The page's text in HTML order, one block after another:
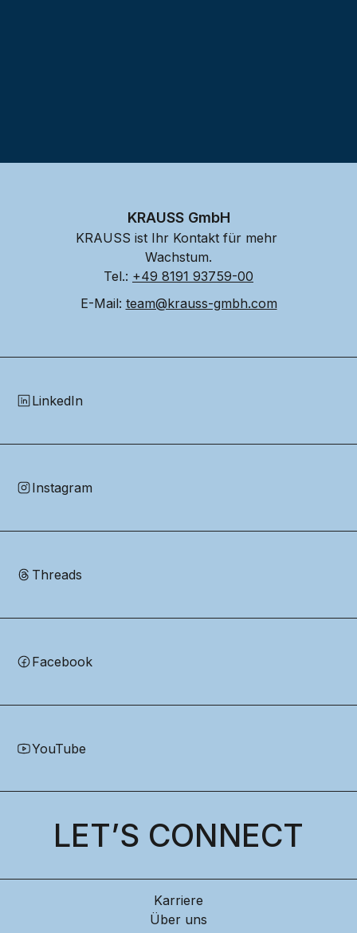
KRAUSS GmbH
KRAUSS ist Ihr Kontakt für mehr
Wachstum.
Tel.: +49 8191 93759-00
E-Mail: team@krauss-gmbh.com
LinkedIn
Instagram
Threads
Facebook
YouTube
LET’S CONNECT
Karriere
Über uns